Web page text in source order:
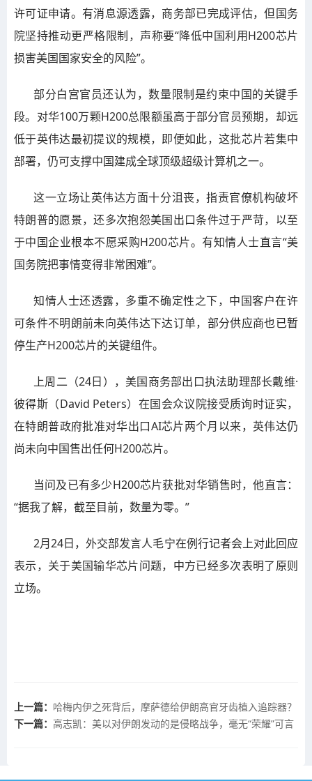
许可证申请。有消息源透露，商务部已完成评估，但国务
院坚持推动更严格限制，声称要“降低中国利用H200芯片
损害美国国家安全的风险”。
部分白宫官员还认为，数量限制是约束中国的关键手
段。对华100万颗H200总限额虽高于部分官员预期，却远
低于英伟达最初提议的规模，即便如此，这批芯片若集中
部署，仍可支撑中国建成全球顶级超级计算机之一。
这一立场让英伟达方面十分沮丧，指责官僚机构破坏
特朗普的愿景，还多次抱怨美国出口条件过于严苛，以至
于中国企业根本不愿采购H200芯片。有知情人士直言“美
国务院把事情变得非常困难”。
知情人士还透露，多重不确定性之下，中国客户在许
可条件不明朗前未向英伟达下达订单，部分供应商也已暂
停生产H200芯片的关键组件。
上周二（24日），美国商务部出口执法助理部长戴维·
彼得斯（David Peters）在国会众议院接受质询时证实，
在特朗普政府批准对华出口AI芯片两个月以来，英伟达仍
尚未向中国售出任何H200芯片。
当问及已有多少H200芯片获批对华销售时，他直言：
“据我了解，截至目前，数量为零。”
2月24日，外交部发言人毛宁在例行记者会上对此回应
表示，关于美国输华芯片问题，中方已经多次表明了原则
立场。
上一篇： 哈梅内伊之死背后，摩萨德给伊朗高官牙齿植入追踪器？
下一篇： 高志凯：美以对伊朗发动的是侵略战争，毫无“荣耀”可言